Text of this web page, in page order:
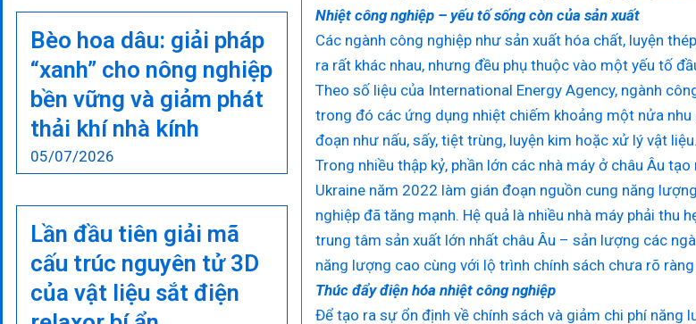
Bèo hoa dâu: giải pháp
“xanh” cho nông nghiệp
bền vững và giảm phát
thải khí nhà kính
05/07/2026
Lần đầu tiên giải mã
cấu trúc nguyên tử 3D
của vật liệu sắt điện
Nhiệt công nghiệp – yếu tố sống còn của sản xuất
Các ngành công nghiệp như sản xuất hóa chất, luyện
ra rất khác nhau, nhưng đều phụ thuộc vào một yếu tố
Theo số liệu của International Energy Agency, ngành
trong đó các ứng dụng nhiệt chiếm khoảng một nửa
đoạn như nấu, sấy, tiệt trùng, luyện kim hoặc xử lý vật liệu.
Trong nhiều thập kỷ, phần lớn các nhà máy ở châu Âu
Ukraine năm 2022 làm gián đoạn nguồn cung năng
nghiệp đã tăng mạnh. Hệ quả là nhiều nhà máy phải
trung tâm sản xuất lớn nhất châu Âu – sản lượng các
năng lượng cao cùng với lộ trình chính sách chưa rõ
Thúc đẩy điện hóa nhiệt công nghiệp
Để tạo ra sự ổn định về chính sách và giảm chi phí năng